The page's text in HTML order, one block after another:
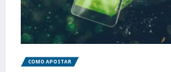
COMO APOSTAR